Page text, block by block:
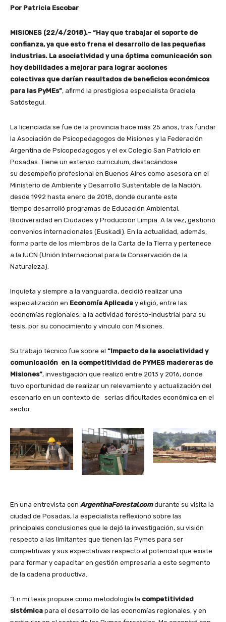
Por Patricia Escobar
MISIONES (22/4/2018).- “Hay que trabajar el soporte de
confianza, ya que esto frena el desarrollo de las pequeñas
industrias. La asociatividad y una óptima comunicación son
hoy debilidades a mejorar para lograr acciones
colectivas que darían resultados de beneficios económicos
para las PyMEs”, afirmó la prestigiosa especialista Graciela
Satóstegui.
La licenciada se fue de la provincia hace más 25 años, tras fundar
la Asociación de Psicopedagogos de Misiones y la Federación
Argentina de Psicopedagogos y el ex Colegio San Patricio en
Posadas. Tiene un extenso curriculum, destacándose
su desempeño profesional en Buenos Aires como asesora en el
Ministerio de Ambiente y Desarrollo Sustentable de la Nación,
desde 1992 hasta enero de 2018, donde durante este
tiempo desarrolló programas de Educación Ambiental,
Biodiversidad en Ciudades y Producción Limpia. A la vez, gestionó
convenios internacionales (Euskadi). En la actualidad, además,
forma parte de los miembros de la Carta de la Tierra y pertenece
a la IUCN (Unión Internacional para la Conservación de la
Naturaleza).
Inquieta y siempre a la vanguardia, decidió realizar una
especialización en Economía Aplicada y eligió, entre las
economías regionales, a la actividad foresto-industrial para su
tesis, por su conocimiento y vínculo con Misiones.
Su trabajo técnico fue sobre el “Impacto de la asociatividad y
comunicación en la competitividad de PYMES madereras de
Misiones”, investigación que realizó entre 2013 y 2016, donde
tuvo oportunidad de realizar un relevamiento y actualización del
escenario en un contexto de serias dificultades económica en el
sector.
En una entrevista con ArgentinaForestal.comdurante su visita la
ciudad de Posadas, la especialista reflexionó sobre las
principales conclusiones que le dejó la investigación, su visión
respecto a las limitantes que tienen las Pymes para ser
competitivas y sus expectativas respecto al potencial que existe
para formar y capacitar en gestión empresaria a este segmento
de la cadena productiva.
“En mi tesis propuse como metodología la competitividad
sistémica para el desarrollo de las economías regionales, y en